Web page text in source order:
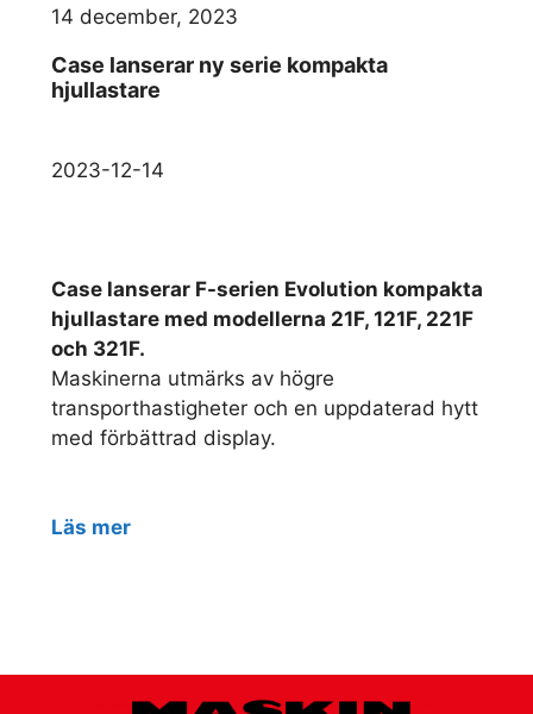
14 december, 2023
Case lanserar ny serie kompakta
hjullastare
2023-12-14
Case lanserar F-serien Evolution kompakta
hjullastare med modellerna 21F, 121F, 221F
och 321F.
Maskinerna utmärks av högre
transporthastigheter och en uppdaterad hytt
med förbättrad display.
Läs mer